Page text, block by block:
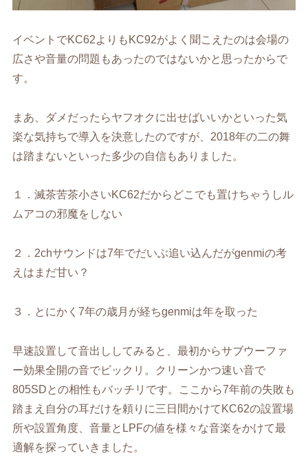
イベントでKC62よりも KC92がよく聞こえたのは会場の
広さや音量の問題もあったのではないかと思ったからで
す。
まあ、ダメだったらヤフオクに出せばいいかといった気
楽な気持ちで導入を決意したのですが、 2018年の二の舞
は踏まないといった多少の自信もありました。
１．滅茶苦茶小さいKC62だからどこでも置けちゃうしル
ムアコの邪魔をしない
２． 2chサウンドは7年でだいぶ追い込んだがgenmiの考
えはまだ甘い？
３．とにかく7年の歳月が経ちgenmiは年を取った
早速設置して音出ししてみると、最初からサブウーファ
ー効果全開の音でビックリ。クリーンかつ速い音で
805SDとの相性もバッチリです。ここから7年前の失敗も
踏まえ自分の耳だけを頼りに三日間かけて KC62の設置場
所や設置角度、音量と LPFの値を様々な音楽をかけて最
適解を探っていきました。